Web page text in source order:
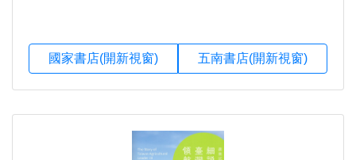
國家書店(開新視窗) 五南書店(開新視窗)